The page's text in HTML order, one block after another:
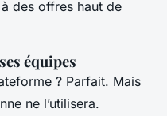
des offres haut de
équipes
? Parfait. Mais
ne l’utilisera.